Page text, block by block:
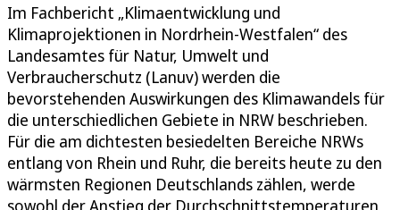
Im Fachbericht „Klimaentwicklung und
Klimaprojektionen in Nordrhein-Westfalen“ des
Landesamtes für Natur, Umwelt und
Verbraucherschutz (Lanuv) werden die
bevorstehenden Auswirkungen des Klimawandels für
die unterschiedlichen Gebiete in NRW beschrieben.
Für die am dichtesten besiedelten Bereiche NRWs
entlang von Rhein und Ruhr, die bereits heute zu den
wärmsten Regionen Deutschlands zählen, werde
sowohl der Anstieg der Durchschnittstemperaturen